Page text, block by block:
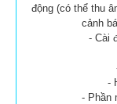
động (có thể thu
cảnh
- Cài
-
- Phần